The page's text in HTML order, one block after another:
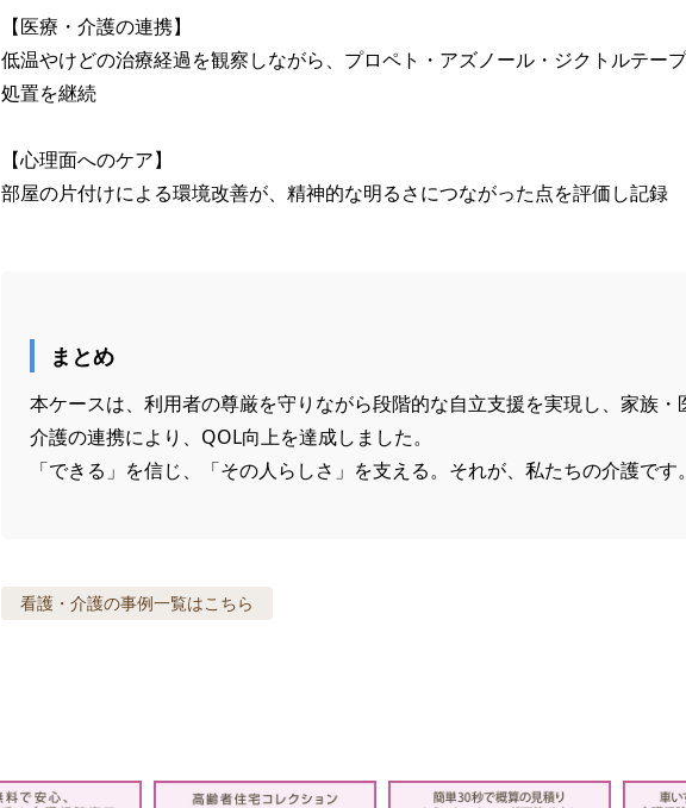
【医療・介護の連携】
低温やけどの治療経過を観察しながら、プロペト・アズノール・ジクトルテー
処置を継続
【心理面へのケア】
部屋の片付けによる環境改善が、精神的な明るさにつながった点を評価し記録
まとめ
本ケースは、利用者の尊厳を守りながら段階的な自立支援を実現し、家族・
介護の連携により、QOL向上を達成しました。
「できる」を信じ、「その人らしさ」を支える。それが、私たちの介護です。
看護・介護の事例一覧はこちら